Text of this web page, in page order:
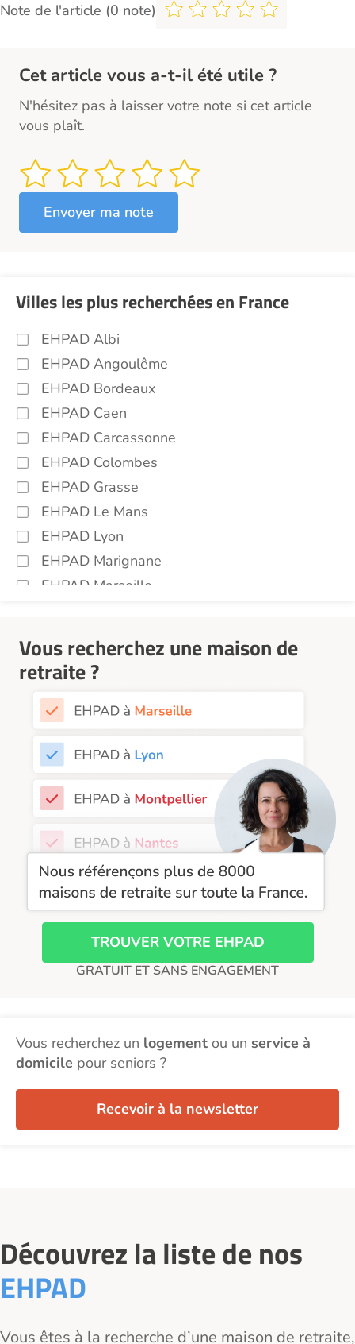
Villes les plus recherchées en France
EHPAD Albi
EHPAD Angoulême
EHPAD Bordeaux
EHPAD Caen
EHPAD Carcassonne
EHPAD Colombes
EHPAD Grasse
EHPAD Le Mans
EHPAD Lyon
EHPAD Marignane
EHPAD Marseille
EHPAD Nice
EHPAD Paris
EHPAD Royan
EHPAD Toulouse
EHPAD Tours
EHPAD Troyes
Recherche par ville
Vous recherchez une maison de
retraite ?
TROUVER VOTRE EHPAD
GRATUIT ET SANS ENGAGEMENT
Vous recherchez un logement ou un service à
domicile pour seniors ?
Recevoir à la newsletter
Note de l'article (0 note)
Cet article vous a-t-il été utile ?
N'hésitez pas à laisser votre note si cet article
vous plaît.
Découvrez la liste de nos
EHPAD
Vous êtes à la recherche d’une maison de retraite,